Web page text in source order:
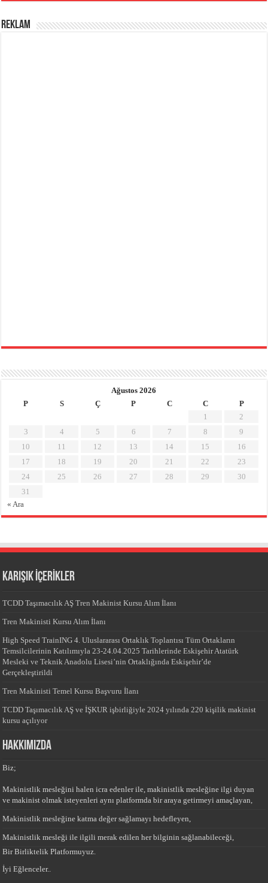
REKLAM
Ağustos 2026
P
S Ç P C C
P
1
2
3
4 5 6 7 8
9
10
11 12 13 14 15
16
17
18 19 20 21 22
23
24
25 26 27 28 29
30
31
« Ara
KARIŞIK İÇERİKLER
TCDD Taşımacılık AŞ Tren Makinist Kursu Alım İlanı
Tren Makinisti Kursu Alım İlanı
High Speed TrainING 4. Uluslararası Ortaklık Toplantısı Tüm Ortakların
Temsilcilerinin Katılımıyla 23-24.04.2025 Tarihlerinde Eskişehir Atatürk
Mesleki ve Teknik Anadolu Lisesi’nin Ortaklığında Eskişehir’de
Gerçekleştirildi
Tren Makinisti Temel Kursu Başvuru İlanı
TCDD Taşımacılık AŞ ve İŞKUR işbirliğiyle 2024 yılında 220 kişilik makinist
kursu açılıyor
HAKKIMIZDA
Biz;
Makinistlik mesleğini halen icra edenler ile, makinistlik mesleğine ilgi duyan
ve makinist olmak isteyenleri aynı platformda bir araya getirmeyi amaçlayan,
Makinistlik mesleğine katma değer sağlamayı hedefleyen,
Makinistlik mesleği ile ilgili merak edilen her bilginin sağlanabileceği,
Bir Birliktelik Platformuyuz.
İyi Eğlenceler..